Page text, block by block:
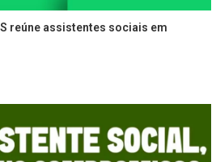
reúne assistentes sociais em